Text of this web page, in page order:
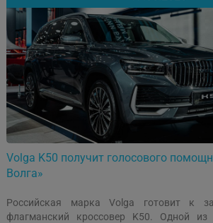
Volga K50 получит голосового
Волга»
Российская марка Volga готовит к
флагманский кроссовер K50. Одной